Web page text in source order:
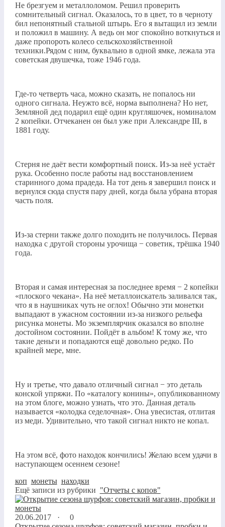
Не брезгуем и металлоломом. Решил проверить
сомнительный сигнал. Оказалось, то в цвет, то в черноту
бил непонятный стальной штырь. Его я вытащил из земли
и положил в машину. А ведь он мог спокойно воткнуться и
даже пропороть колесо сельскохозяйственной
техники.Рядом с ним, буквально в одной ямке, лежала эта
советская двушечка, тоже 1946 года.
Где-то четверть часа, можно сказать, не попалось ни
одного сигнала. Неужто всё, норма выполнена? Но нет,
Земляной дед подарил ещё один кругляшочек, номиналом
2 копейки. Отчеканен он был уже при Александре III, в
1881 году.
Стерня не даёт вести комфортный поиск. Из-за неё устаёт
рука. Особенно после работы над восстановлением
старинного дома прадеда. На тот день я завершил поиск и
вернулся сюда спустя пару дней, когда была убрана вторая
часть поля.
Из-за стерни также долго походить не получилось. Первая
находка с другой стороны урочища − советик, трёшка 1940
года.
Вторая и самая интересная за последнее время − 2 копейки
«плоского чекана». На неё металлоискатель заливался так,
что я в наушниках чуть не оглох! Обычно эти монетки
выпадают в ужасном состоянии из-за низкого рельефа
рисунка монеты. Мо экземплярчик оказался во вполне
достойном состоянии. Пойдёт в альбом! К тому же, что
такие деньги и попадаются ещё довольно редко. По
крайней мере, мне.
Ну и третье, что давало отличный сигнал − это деталь
конской упряжи. По «каталогу конины», опубликованному
на этом блоге, можно узнать, что это. Данная деталь
называется «колодка седелочная». Она увесистая, отлитая
из меди. Удивительно, что такой сигнал никто не копал.
На этом всё, фото находок кончились! Желаю всем удачи в
наступающем осеннем сезоне!
коп монеты, находки
Ещё записи из рубрики "Отчеты с копов"
20.06.2017 ·
0